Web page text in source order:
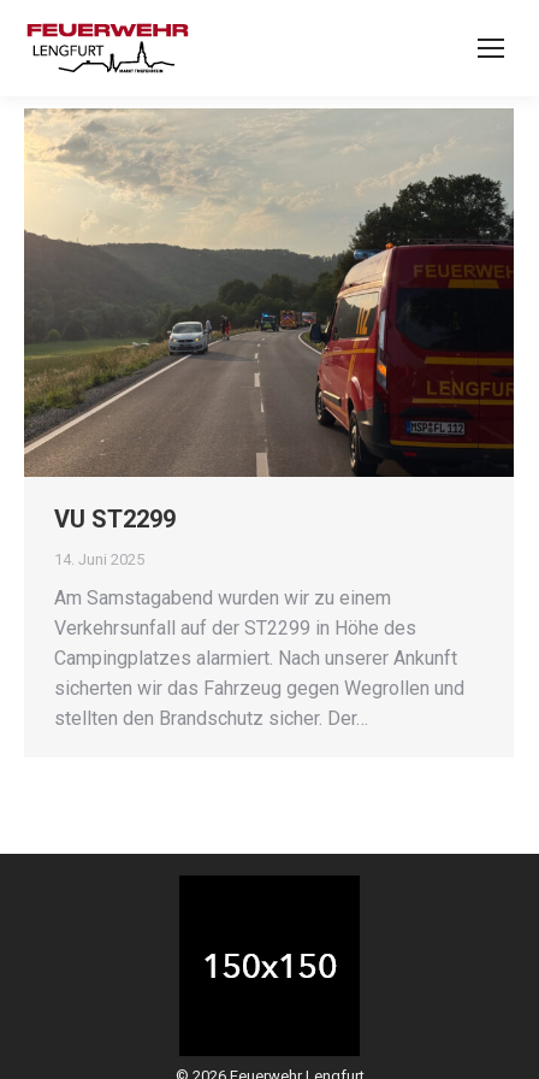
VU ST2299
14. Juni 2025
Am Samstagabend wurden wir zu einem
Verkehrsunfall auf der ST2299 in Höhe des
Campingplatzes alarmiert. Nach unserer Ankunft
sicherten wir das Fahrzeug gegen Wegrollen und
stellten den Brandschutz sicher. Der…